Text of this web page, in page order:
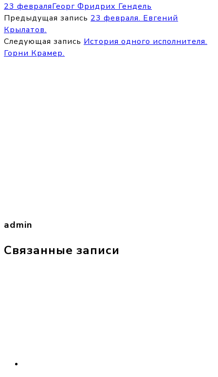
23 февраляГеорг Фридрих Гендель
Предыдущая запись 23 февраля. Евгений
Крылатов.
Следующая запись История одного исполнителя.
Горни Крамер.
admin
Связанные записи